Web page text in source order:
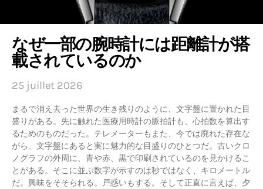
なぜ一部の腕時計には距離計が搭
載されているのか
25 juillet 2026
まるで消え去った世界の生き残りのように、文字盤に置かれた目
盛りがある。先に触れた医療用時計の脈拍計も、心拍数を算出す
るためのものだった。テレメーターもまた、今では廃れた存在な
がら、文字盤にあると実に魅力的な目盛りのひとつだ。古いクロ
ノグラフの外周に、青や赤、黒で印刷されているのを見かけるこ
とがある。そこに並ぶ数字が示すのは秒ではなく、キロメートル
だ。興味をそそられる。戸惑いもする。そして正直に言えば、夕